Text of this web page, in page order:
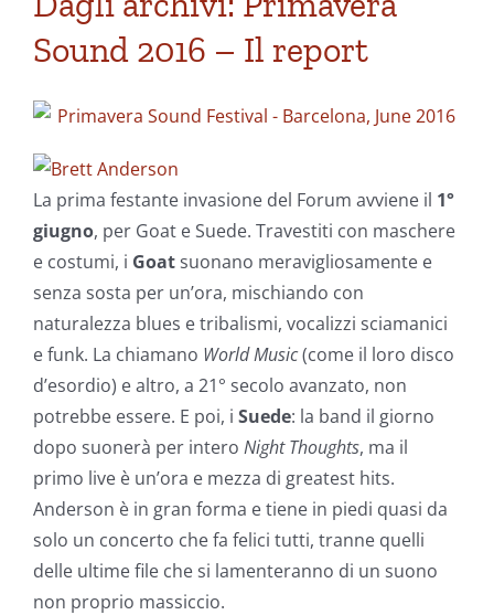
Sound 2016 – Il report
La prima festante invasione del Forum avviene il 1°
giugno, per Goat e Suede. Travestiti con maschere
e costumi, i Goatsuonano meravigliosamente e
senza sosta per un’ora, mischiando con
naturalezza blues e tribalismi, vocalizzi sciamanici
e funk. La chiamano World Music(come il loro disco
d’esordio) e altro, a 21° secolo avanzato, non
potrebbe essere. E poi, i Suede: la band il giorno
dopo suonerà per intero Night Thoughts, ma il
primo live è un’ora e mezza di greatest hits.
Anderson è in gran forma e tiene in piedi quasi da
solo un concerto che fa felici tutti, tranne quelli
delle ultime file che si lamenteranno di un suono
non proprio massiccio.